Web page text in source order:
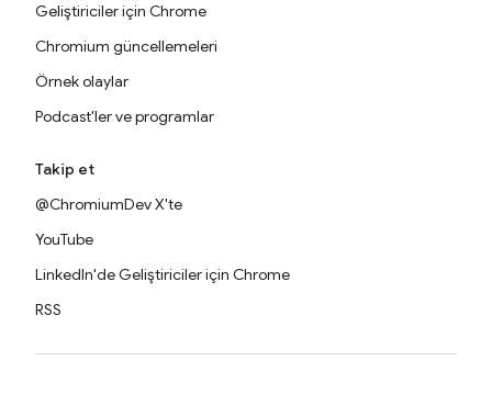
Geliştiriciler için Chrome
Chromium güncellemeleri
Örnek olaylar
Podcast'ler ve programlar
Takip et
@ChromiumDev X'te
YouTube
LinkedIn'de Geliştiriciler için Chrome
RSS